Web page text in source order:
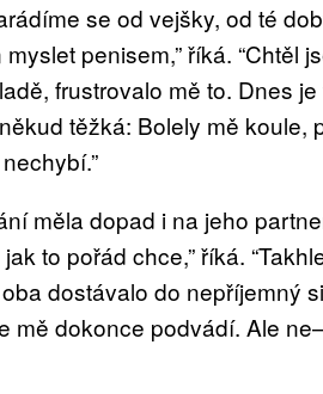
se od vejšky, od té
penisem,” říká. “Chtěl
frustrovalo mě to. Dnes
těžká: Bolely mě koule,
měla dopad i na jeho
to pořád chce,” říká.
dostávalo do nepříjemný
mě dokonce podvádí. Ale